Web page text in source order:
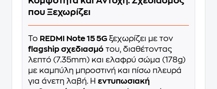
που Ξεχωρίζει
Το REDMI Note 15 5G ξεχωρίζει με τον
flagship σχεδιασμό του, διαθέτοντας
λεπτό (7.35mm) και ελαφρύ σώμα (178g)
με καμπύλη μπροστινή και πίσω πλευρά
για άνετη λαβή. Η εντυπωσιακή